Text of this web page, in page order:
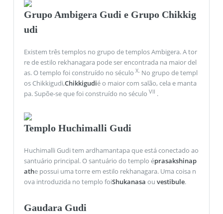
Grupo Ambigera Gudi e Grupo Chikkig
udi
Existem três templos no grupo de templos Ambigera. A tor
re de estilo rekhanagara pode ser encontrada na maior del
as. O templo foi construído no século X. No grupo de templ
os Chikkigudi,Chikkigudié o maior com salão, cela e manta
pa. Supõe-se que foi construído no século VII .
Templo Huchimalli Gudi
Huchimalli Gudi tem ardhamantapa que está conectado ao
santuário principal. O santuário do templo éprasakshinap
athe possui uma torre em estilo rekhanagara. Uma coisa n
ova introduzida no templo foiShukanasa ou vestibule.
Gaudara Gudi